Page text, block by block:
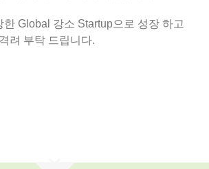
한 Global 강소 Startup으로 성장 하고
려 부탁 드립니다.